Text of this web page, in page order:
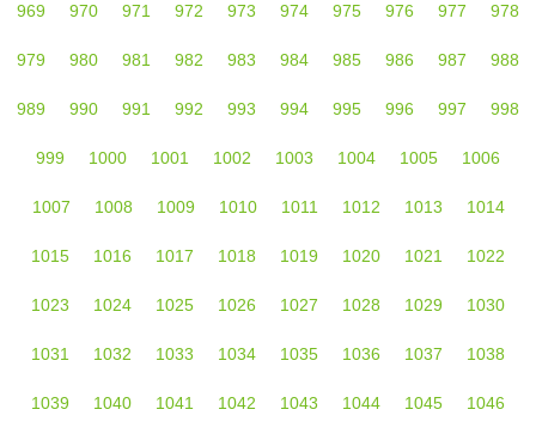
969 970 971 972 973 974 975 976 977 978
979 980 981 982 983 984 985 986 987 988
989 990 991 992 993 994 995 996 997 998
999 1000 1001 1002 1003 1004 1005 1006
1007 1008 1009 1010 1011 1012 1013 1014
1015 1016 1017 1018 1019 1020 1021 1022
1023 1024 1025 1026 1027 1028 1029 1030
1031 1032 1033 1034 1035 1036 1037 1038
1039 1040 1041 1042 1043 1044 1045 1046